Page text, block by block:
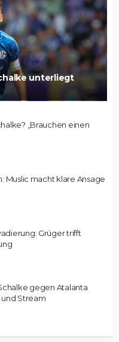
unterliegt
„Brauchen einen
Muslic macht klare Ansage
Grüger trifft
gegen Atalanta
und Stream